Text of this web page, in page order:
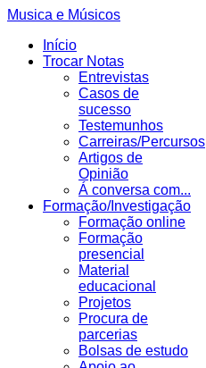
Musica e Músicos
Início
Trocar Notas
Entrevistas
Casos de
sucesso
Testemunhos
Carreiras/Percursos
Artigos de
Opinião
Á conversa com...
Formação/Investigação
Formação online
Formação
presencial
Material
educacional
Projetos
Procura de
parcerias
Bolsas de estudo